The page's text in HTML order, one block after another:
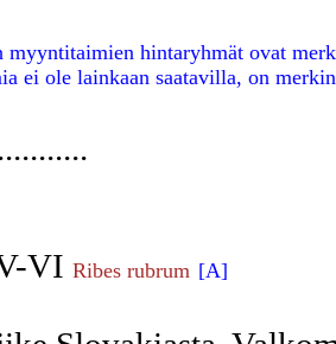
myyntitaimien hintaryhmät ovat
ei ole lainkaan saatavilla, on
VI Ribes rubrum [A]